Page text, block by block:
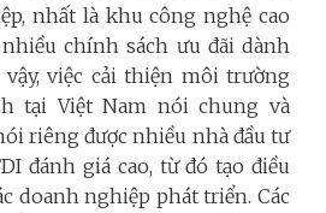
nhất là khu công nghệ cao
chính sách ưu đãi dành
việc cải thiện môi trường
tại Việt Nam nói chung và
riêng được nhiều nhà đầu tư
đánh giá cao, từ đó tạo điều
doanh nghiệp phát triển. Các